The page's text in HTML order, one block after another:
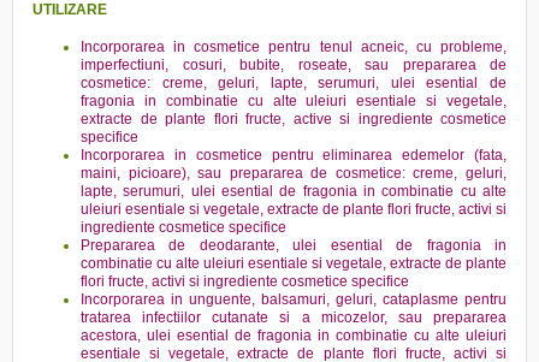
UTILIZARE
Incorporarea in cosmetice pentru tenul acneic, cu probleme,
imperfectiuni, cosuri, bubite, roseate, sau prepararea de
cosmetice: creme, geluri, lapte, serumuri, ulei esential de
fragonia in combinatie cu alte uleiuri esentiale si vegetale,
extracte de plante flori fructe, active si ingrediente cosmetice
specifice
Incorporarea in cosmetice pentru eliminarea edemelor (fata,
maini, picioare), sau prepararea de cosmetice: creme, geluri,
lapte, serumuri, ulei esential de fragonia in combinatie cu alte
uleiuri esentiale si vegetale, extracte de plante flori fructe, activi si
ingrediente cosmetice specifice
Prepararea de deodarante, ulei esential de fragonia in
combinatie cu alte uleiuri esentiale si vegetale, extracte de plante
flori fructe, activi si ingrediente cosmetice specifice
Incorporarea in unguente, balsamuri, geluri, cataplasme pentru
tratarea infectiilor cutanate si a micozelor, sau prepararea
acestora, ulei esential de fragonia in combinatie cu alte uleiuri
esentiale si vegetale, extracte de plante flori fructe, activi si